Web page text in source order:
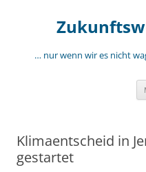
springen
… nur wenn wir es nicht
Klimaentscheid in
gestartet